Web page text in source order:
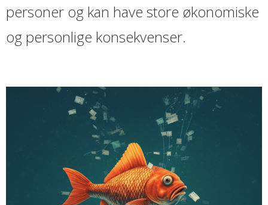
personer og kan have store økonomiske
og personlige konsekvenser.